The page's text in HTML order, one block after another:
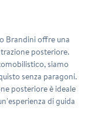
Brandini offre una
posteriore.
siamo
senza paragoni.
posteriore è ideale
di guida